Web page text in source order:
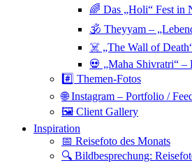
🌈 Das „Holi“ Fest in
🕉 Theyyam –
☠️ „The Wall of
💀 „Maha Shivratri“ –
#️⃣ Themen-Fotos
🌐 Instagram – Portfolio /
🖼 Client Gallery
Inspiration
📅 Reisefoto des Monats
🔍 Bildbesprechung: